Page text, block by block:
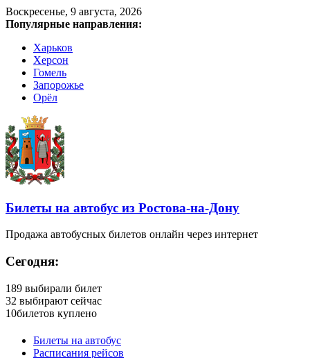
Воскресенье, 9 августа, 2026
Популярные направления:
Харьков
Херсон
Гомель
Запорожье
Орёл
Билеты на автобус из Ростова-на-Дону
Продажа автобусных билетов онлайн через интернет
Сегодня:
189 выбирали билет
32 выбирают сейчас
10билетов куплено
Билеты на автобус
Расписания рейсов